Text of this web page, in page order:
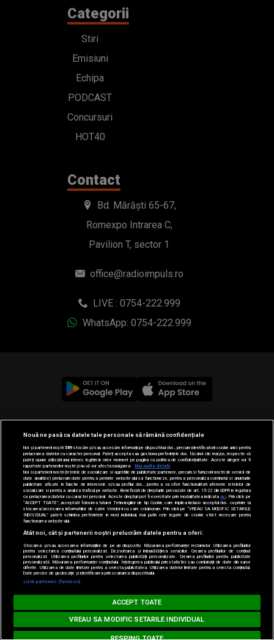
Categorii
Stiri
Emisiuni
Echipa
PODCAST
Concursuri
HOT40
Contact
Bd. Mărăști 65-67,
Romexpo Intrarea C,
Pavilion T, sector 1
office@radioimpuls.ro
LIVE : 0754-222.999
WhatsApp: 0754-222.999
© 2019-2026 DOGAN MEDIA INTERNATIONAL SA, Toate
drepturile rezervate.
Loading...MUSIC NON STOP
ZAYN feat. SIA - Dusk Till Dawn
Nouă ne pasă ca datele tale personale să rămână confidențiale
Noi și partenerii noștri589stocăm și/sau accesăm informații pe dispozitivul dvs., precum identificatorii cookie unici pentru
prelucrarea datelor cu caracter personal. Puteți accepta sau gestiona preferințele dvs. făcând clic mai jos, respectiv vă
puteți opune utilizării unui interes legitim în orice moment pe pagina cu politica de confidențialitate. Aceste alegeri vor fi
raportate partenerilor noștri și nu vă vor afecta navigarea.
Mai multe detalii
Noi si partenerii nostri (retelele de socializare si agentiile de publicitate partenere, precum si furnizorii nostri de servicii de
date analitice) prelucram date pentru a permite website-ului sa functioneze, pentru a personaliza continutul si anunturile
publicitare afisate in functie de interesele si/sau profilul dvs., pentru a va oferi functionalitati aferente retelelor de
socializare si pentru a analiza traficul pe website. Beneficiati de drepturile prevazute de art. 15-22 din GDPR in legatura
cu prelucrarea datelor cu caracter personal. Aceste drepturi pot fi exercitate prin modalitatea indicataaici . Prin click pe
“ACCEPT TOATE”, acceptati folosirea tuturor Tehnologiilor de tip Cookie, care implica inclusiv acceptul dvs. cu privire la
stocarea/accesarea informatiilor de catre Vendor-ii cu care colaboram. Prin click pe “VREAU SA MODIFIC SETARILE
INDIVIDUAL” puteti schimba preferintele in mod individual, mai putin cele legate de cookie strict necesare pentru
functionarea website-ului.
Atât noi, cât și partenerii noștri prelucrăm datele pentru a oferi:
Stocarea și/sau accesarea informațiilor de pe un dispozitiv. Măsurarea performanței reclamelor. Utilizarea profilurilor
pentru selectarea conținutului personalizat. Dezvoltarea și îmbunătățirea serviciilor. Crearea profilurilor de conținut
personalizat. Utilizarea profilurilor pentru selectarea publicității personalizate. Crearea profilurilor pentru publicitate
personalizată. Măsurarea performanței conținutului. Înțelegerea publicului prin statistici sau combinații de date din surse
diferite. Utilizarea de date limitate pentru a selecta publicitatea. Utilizarea datelor limitate pentru a selecta conținutul.
Date precise de geolocație și identificarea prin scanarea dispozitivului.
Listă parteneri (furnizori)
ACCEPT TOATE
RESPING TOATE
VREAU SA MODIFIC SETARILE INDIVIDUAL